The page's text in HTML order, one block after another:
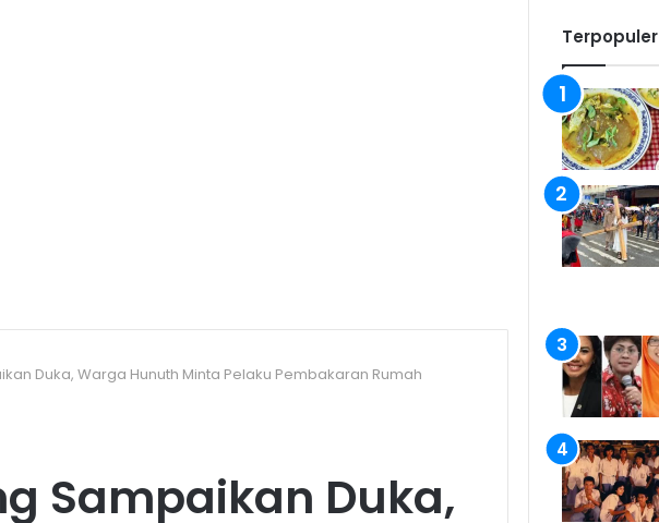
Duka, Warga Hunuth Minta Pelaku Pembakaran Rumah
Sampaikan Duka,
Terpopuler